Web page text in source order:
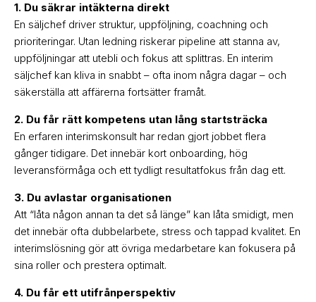
1. Du säkrar intäkterna direkt
En säljchef driver struktur, uppföljning, coachning och
prioriteringar. Utan ledning riskerar pipeline att stanna av,
uppföljningar att utebli och fokus att splittras. En interim
säljchef kan kliva in snabbt – ofta inom några dagar – och
säkerställa att affärerna fortsätter framåt.
2. Du får rätt kompetens utan lång startsträcka
En erfaren interimskonsult har redan gjort jobbet flera
gånger tidigare. Det innebär kort onboarding, hög
leveransförmåga och ett tydligt resultatfokus från dag ett.
3. Du avlastar organisationen
Att “låta någon annan ta det så länge” kan låta smidigt, men
det innebär ofta dubbelarbete, stress och tappad kvalitet. En
interimslösning gör att övriga medarbetare kan fokusera på
sina roller och prestera optimalt.
4. Du får ett utifrånperspektiv